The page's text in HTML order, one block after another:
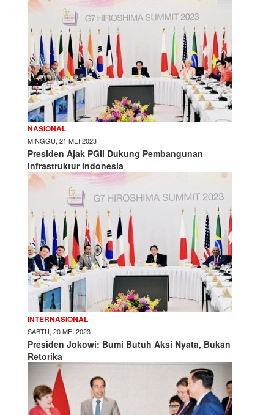
NASIONAL
MINGGU, 21 MEI 2023
Presiden Ajak PGII Dukung Pembangunan
Infrastruktur Indonesia
INTERNASIONAL
SABTU, 20 MEI 2023
Presiden Jokowi: Bumi Butuh Aksi Nyata, Bukan
Retorika